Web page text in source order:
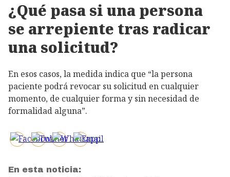
¿Qué pasa si una persona
se arrepiente tras radicar
una solicitud?
En esos casos, la medida indica que “la persona
paciente podrá revocar su solicitud en cualquier
momento, de cualquier forma y sin necesidad de
formalidad alguna”.
En esta noticia: